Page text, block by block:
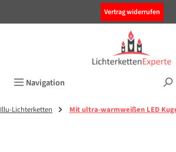
Vertrag widerrufen
Navigation
Illu-Lichterketten Mit ultra-warmweißen LED